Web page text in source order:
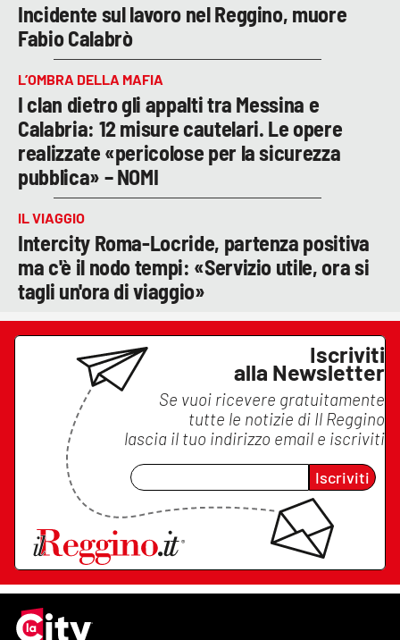
Incidente sul lavoro nel Reggino, muore
Fabio Calabrò
L’OMBRA DELLA MAFIA
I clan dietro gli appalti tra Messina e
Calabria: 12 misure cautelari. Le opere
realizzate «pericolose per la sicurezza
pubblica» – NOMI
IL VIAGGIO
Intercity Roma-Locride, partenza positiva
ma c'è il nodo tempi: «Servizio utile, ora si
tagli un'ora di viaggio»
Iscriviti
alla Newsletter
Se vuoi ricevere gratuitamente
tutte le notizie di Il Reggino
lascia il tuo indirizzo email e iscriviti
Iscriviti